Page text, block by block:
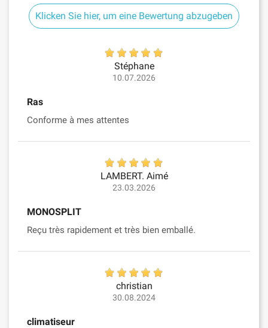
Klicken Sie hier, um eine Bewertung abzugeben
Stéphane
10.07.2026
Ras
Conforme à mes attentes
LAMBERT. Aimé
23.03.2026
MONOSPLIT
Reçu très rapidement et très bien emballé.
christian
30.08.2024
climatiseur